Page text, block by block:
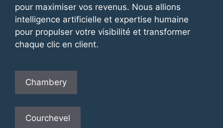
pour maximiser vos revenus. Nous allions
intelligence artificielle et expertise humaine
pour propulser votre visibilité et transformer
chaque clic en client.
Chambery
Courchevel